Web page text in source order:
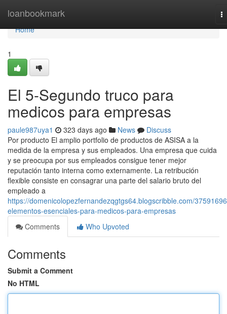
loanbookmark
Home
Home
1
El 5-Segundo truco para
medicos para empresas
paule987uya1 323 days ago News
Discuss
Por producto El amplio portfolio de productos de ASISA a la
medida de la empresa y sus empleados. Una empresa que cuida
y se preocupa por sus empleados consigue tener mejor
reputación tanto interna como externamente. La retribución
flexible consiste en consagrar una parte del salario bruto del
empleado a
https://domenicolopezfernandezqgtgs64.blogscribble.com/
elementos-esenciales-para-medicos-para-empresas
Comments
Who Upvoted
Comments
Submit a Comment
No HTML